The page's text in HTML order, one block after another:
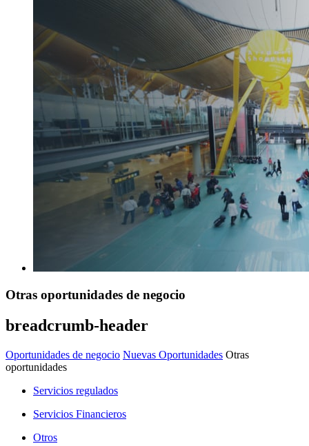
Otras oportunidades de negocio
breadcrumb-header
Oportunidades de negocio Nuevas Oportunidades Otras
oportunidades
Servicios regulados
Servicios Financieros
Otros